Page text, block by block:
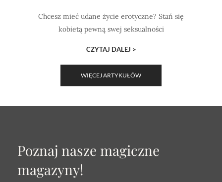
Chcesz mieć udane życie erotyczne? Stań się
kobietą pewną swej seksualności
CZYTAJ DALEJ >
WIĘCEJ ARTYKUŁÓW
Poznaj nasze magiczne
magazyny!